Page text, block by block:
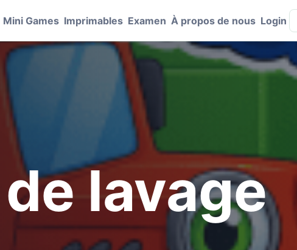
Mini Games Imprimables Examen À propos de nous Login
lavage